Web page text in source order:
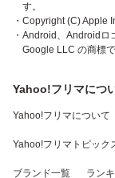
す。
・Copyright (C) Apple
・Android、Androidロ
Google LLC の商標で
Yahoo!フリマにつ
Yahoo!フリマについて
Yahoo!フリマトピック
ブランド一覧 ラン